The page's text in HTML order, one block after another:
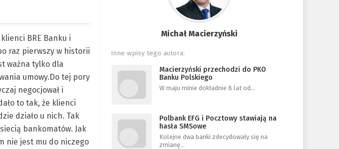
BRE Banku i
raz pierwszy w historii
ważna tylko dla
umowy. Do tej pory
negocjował i
to tak, że klienci
działo u nich. Tak
bankomatów. Jak
nie jest mu do niczego
Michał Macierzyński
Inne wpisy tego autora:
Macierzyński przechodzi do PKO
Banku Polskiego
W maju minie dokładnie 8 lat od…
Polbank EFG i Pocztowy stawiają na
hasła SMSowe
Kolejne dwa banki zdecydowały się na
zmianę…